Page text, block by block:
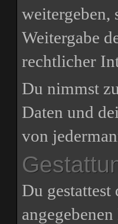
weitergeben,
Weitergabe
rechtlicher
Du nimmst
Daten und
von
Du